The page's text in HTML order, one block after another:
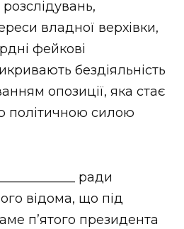
владної верхівки,
фейкові
бездіяльність
опозиції, яка стає
політичною силою
ради
відома, що під
п’ятого президента